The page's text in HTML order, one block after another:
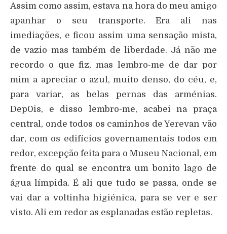
Assim como assim, estava na hora do meu amigo
apanhar o seu transporte. Era ali nas
imediações, e ficou assim uma sensação mista,
de vazio mas também de liberdade. Já não me
recordo o que fiz, mas lembro-me de dar por
mim a apreciar o azul, muito denso, do céu, e,
para variar, as belas pernas das arménias.
Dep0is, e disso lembro-me, acabei na praça
central, onde todos os caminhos de Yerevan vão
dar, com os edifícios governamentais todos em
redor, excepção feita para o Museu Nacional, em
frente do qual se encontra um bonito lago de
água límpida. É ali que tudo se passa, onde se
vai dar a voltinha higiénica, para se ver e ser
visto. Ali em redor as esplanadas estão repletas.